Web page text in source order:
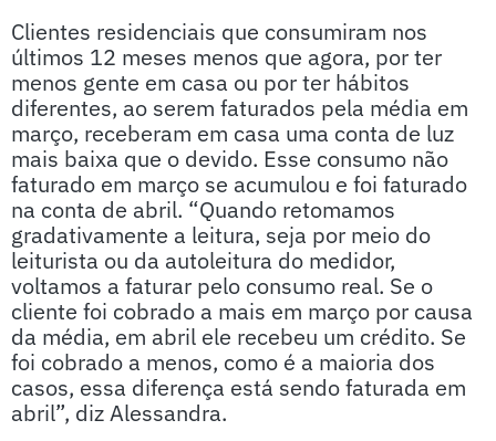
Clientes residenciais que consumiram nos
últimos 12 meses menos que agora, por ter
menos gente em casa ou por ter hábitos
diferentes, ao serem faturados pela média em
março, receberam em casa uma conta de luz
mais baixa que o devido. Esse consumo não
faturado em março se acumulou e foi faturado
na conta de abril. “Quando retomamos
gradativamente a leitura, seja por meio do
leiturista ou da autoleitura do medidor,
voltamos a faturar pelo consumo real. Se o
cliente foi cobrado a mais em março por causa
da média, em abril ele recebeu um crédito. Se
foi cobrado a menos, como é a maioria dos
casos, essa diferença está sendo faturada em
abril”, diz Alessandra.